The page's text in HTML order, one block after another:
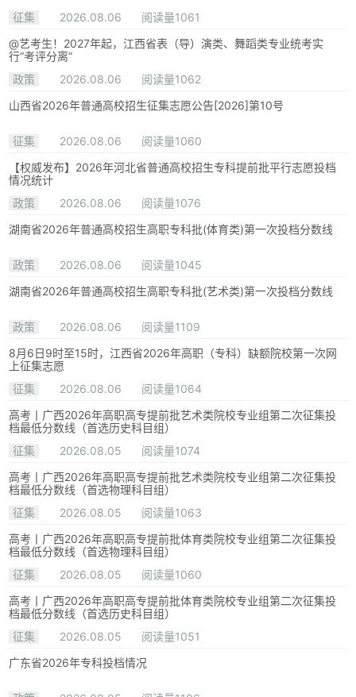
征集 2026.08.06
阅读量1061
@艺考生！2027年起，江西省表（导）演类、舞蹈类专业统考实
行“考评分离”
政策
2026.08.06
阅读量1062
山西省2026年普通高校招生征集志愿公告[2026]第10号
征集 2026.08.06
阅读量1060
【权威发布】2026年河北省普通高校招生专科提前批平行志愿投档
情况统计
政策
2026.08.06
阅读量1076
湖南省2026年普通高校招生高职专科批(体育类)第一次投档分数线
政策 2026.08.06
阅读量1045
湖南省2026年普通高校招生高职专科批(艺术类)第一次投档分数线
政策 2026.08.06
阅读量1109
8月6日9时至15时，江西省2026年高职（专科）缺额院校第一次网
上征集志愿
征集
2026.08.06
阅读量1064
高考丨广西2026年高职高专提前批艺术类院校专业组第二次征集投
档最低分数线（首选历史科目组）
征集
2026.08.05
阅读量1074
高考丨广西2026年高职高专提前批艺术类院校专业组第二次征集投
档最低分数线（首选物理科目组）
征集
2026.08.05
阅读量1063
高考丨广西2026年高职高专提前批体育类院校专业组第二次征集投
档最低分数线（首选物理科目组）
征集
2026.08.05
阅读量1060
高考丨广西2026年高职高专提前批体育类院校专业组第二次征集投
档最低分数线（首选历史科目组）
征集
2026.08.05
阅读量1051
广东省2026年专科投档情况